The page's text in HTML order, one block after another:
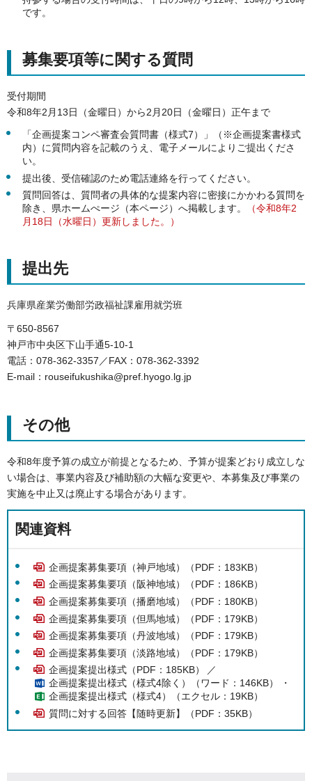
です。
募集要項等に関する質問
受付期間
令和8年2月13日（金曜日）から2月20日（金曜日）正午まで
「企画提案コンペ審査会質問書（様式7）」（※企画提案書様式
内）に質問内容を記載のうえ、電子メールによりご提出くださ
い。
提出後、受信確認のため電話連絡を行ってください。
質問回答は、質問者の具体的な提案内容に密接にかかわる質問を
除き、県ホームぺージ（本ページ）へ掲載します。
（令和8年2
月18日（水曜日）更新しました。）
提出先
兵庫県産業労働部労政福祉課雇用就労班
〒650-8567
神戸市中央区下山手通5-10-1
電話：078-362-3357／FAX：078-362-3392
E-mail：rouseifukushika@pref.hyogo.lg.jp
その他
令和8年度予算の成立が前提となるため、予算が提案どおり成立しな
い場合は、事業内容及び補助額の大幅な変更や、本募集及び事業の
実施を中止又は廃止する場合があります。
関連資料
企画提案募集要項（神戸地域）（PDF：183KB）
企画提案募集要項（阪神地域）（PDF：186KB）
企画提案募集要項（播磨地域）（PDF：180KB）
企画提案募集要項（但馬地域）（PDF：179KB）
企画提案募集要項（丹波地域）（PDF：179KB）
企画提案募集要項（淡路地域）（PDF：179KB）
企画提案提出様式（PDF：185KB）
／
企画提案提出様式（様式4除く）（ワード：146KB）
・
企画提案提出様式（様式4）（エクセル：19KB）
質問に対する回答【随時更新】（PDF：35KB）